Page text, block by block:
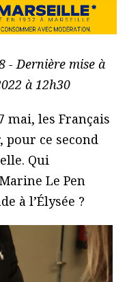
- Dernière mise à
à 12h30
mai, les Français
pour ce second
Qui
Le Pen
à l’Élysée ?